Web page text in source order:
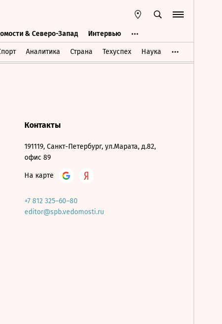
& Северо-Запад Интервью
Аналитика Страна Техуспех Наука
Ведомости & Северо-Запад Интервью
Контакты
191119, Санкт-Петербург, ул.Марата, д.82,
офис 89
На карте
+7 812 325–60–80
editor@spb.vedomosti.ru